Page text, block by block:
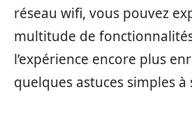
réseau wifi, vous pouvez
multitude de
l’expérience encore plus
quelques astuces simples à